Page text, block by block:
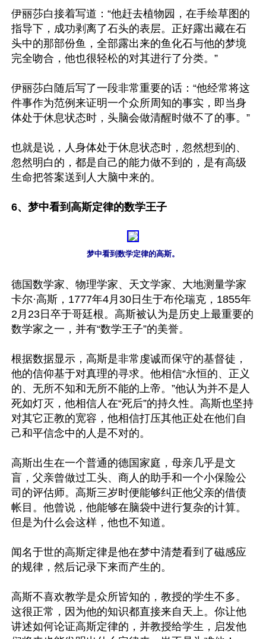
伊丽莎白接着写道：“他赶去植物园，在手绘草图的
指导下，成功剥离了石头的表层。正好露出藏在石
头中的那部份鱼，全部露出来的鱼化石与他的梦境
完全吻合，他也很轻松的对其进行了分类。”
伊丽莎白随后写了一段非常重要的话：“他经常将这
件事作为范例来证明一个众所周知的事实，即当身
体处于休息状态时，头脑会做清醒时做不了的事。”
也就是说，人身体处于休息状态时，忽然想到的、
忽然明白的，都是自己的能力做不到的，是有高级
生命把答案送到人大脑中来的。
6、梦中看到高斯定律的数学王子
梦中看到数学定律的高斯。
德国数学家、物理学家、天文学家、大地测量学家
卡尔·高斯，1777年4月30日生于布伦瑞克，1855年
2月23日卒于哥廷根。高斯被认为是历史上最重要的
数学家之一，并有“数学王子”的美誉。
根据数据显示，高斯是非常虔诚而保守的基督徒，
他的信仰基于对真理的寻求。他相信“永恒的、正义
的、无所不知和无所不能的上帝。”他认为并不是人
死如灯灭，他相信人在“死后”的持久性。高斯也坚持
对其它正教的宽容，他相信打压其他正处在他们自
己和平信念中的人是不对的。
高斯出生在一个普通的德国家庭，母亲几乎是文
盲，父亲曾做过工头、商人的助手和一个小保险公
司的评估师。高斯三岁时便能够纠正他父亲的借债
帐目。他曾说，他能够在脑袋中进行复杂的计算。
但是为什么会这样，他也不知道。
闻名于世的高斯定律是他在梦中清楚看到了磁感应
的规律，然后记录下来而产生的。
高斯不喜欢教学是众所皆知的，教授的学生不多。
这很正常，因为他的知识都直接来自天上。你让他
讲述如何论证高斯定律的，并教授给学生，启发他